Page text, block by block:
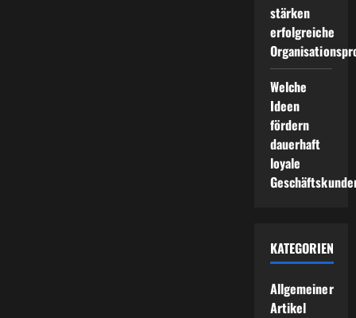
stärken
erfolgreiche
Welche
Ideen
fördern
dauerhaft
loyale
KATEGORIEN
Allgemeiner
Artikel